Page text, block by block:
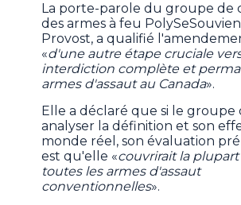
La porte-parole du groupe de
des armes à feu
Provost, a qualifié
«d'une autre étape cruciale
interdiction complète et
armes d'assaut au Canada».
Elle a déclaré que si le groupe
analyser la définition et son
monde réel, son évaluation
est qu'elle «couvrirait la
toutes les armes d'assaut
conventionnelles».